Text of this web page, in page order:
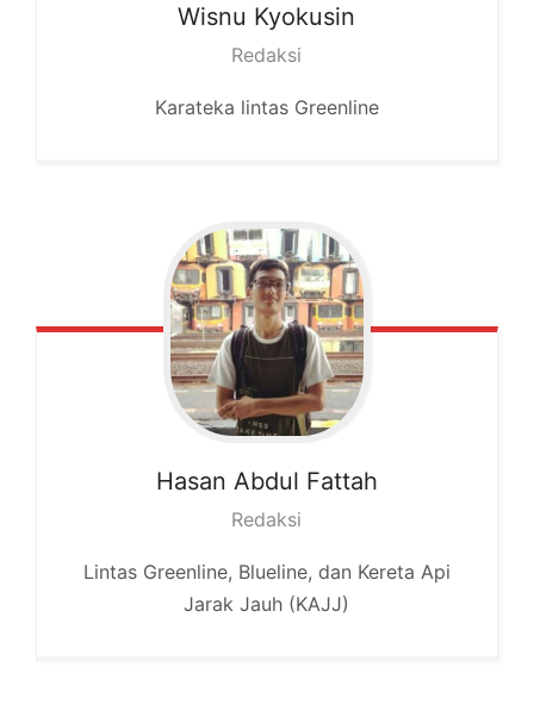
Wisnu Kyokusin
Redaksi
Karateka lintas Greenline
Hasan Abdul Fattah
Redaksi
Lintas Greenline, Blueline, dan Kereta Api
Jarak Jauh (KAJJ)